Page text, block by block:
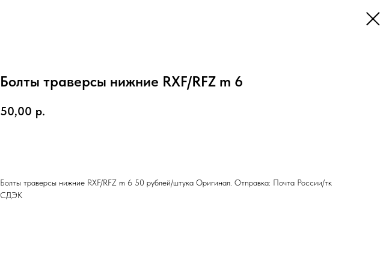
Болты траверсы нижние RXF/RFZ m 6
50,00 р.
Болты траверсы нижние RXF/RFZ m 6 50 рублей/штука Оригинал. Отправка: Почта России/тк
СДЭК